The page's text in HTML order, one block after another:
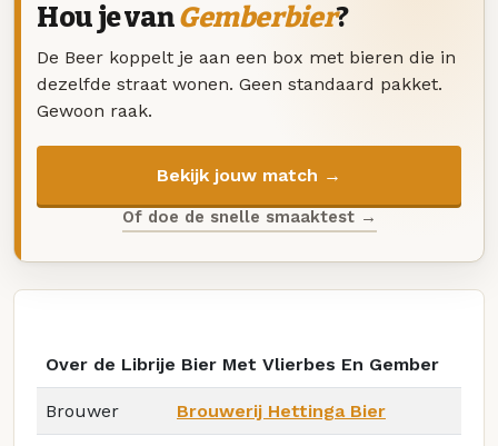
Hou je vanGemberbier?
De Beer koppelt je aan een box met bieren die in
dezelfde straat wonen. Geen standaard pakket.
Gewoon raak.
Bekijk jouw match →
Of doe de snelle smaaktest →
Over de Librije Bier Met Vlierbes En Gember
Brouwer Brouwerij Hettinga Bier